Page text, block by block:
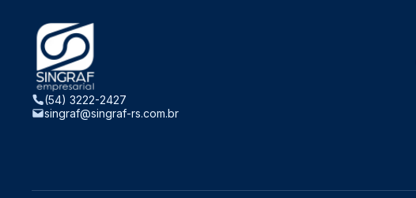
(54) 3222-2427
singraf@singraf-rs.com.br